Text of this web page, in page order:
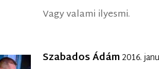
Vagy valami ilyesmi.
Szabados Ádám2016.